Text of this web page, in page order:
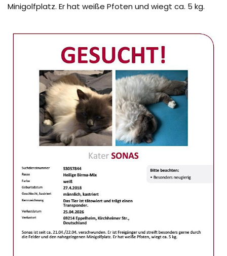
Minigolfplatz. Er hat weiße Pfoten und wiegt ca. 5 kg.